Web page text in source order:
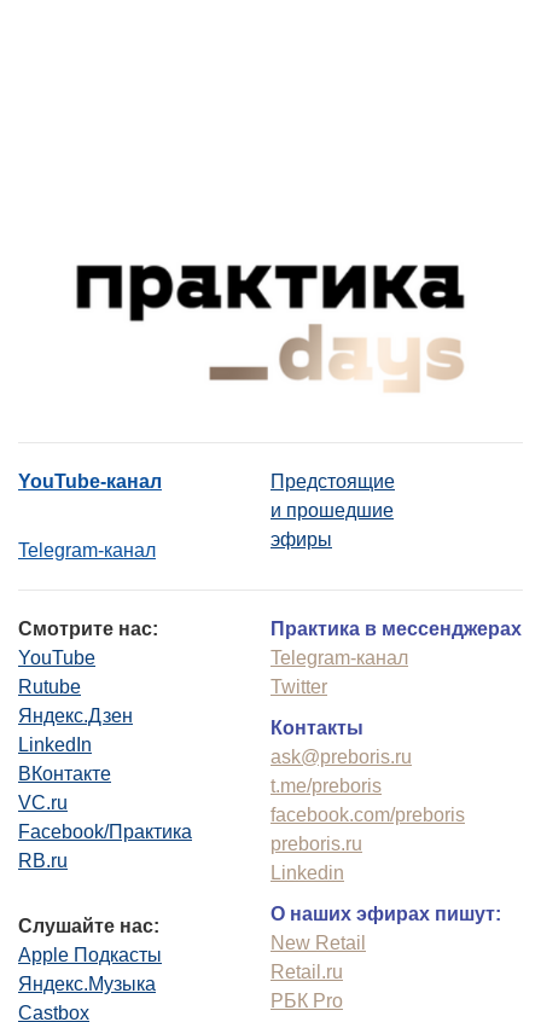
YouTube-канал
Telegram-канал
Предстоящие
и прошедшие
эфиры
Смотрите нас:
YouTube
Rutube
Яндекс.Дзен
LinkedIn
ВКонтакте
VC.ru
Facebook/Практика
RB.ru
Слушайте нас:
Apple Подкасты
Яндекс.Музыка
Castbox
Практика в мессенджерах
Telegram-канал
Twitter
Контакты
ask@preboris.ru
t.me/preboris
facebook.com/preboris
preboris.ru
Linkedin
О наших эфирах пишут:
New Retail
Retail.ru
РБК Pro